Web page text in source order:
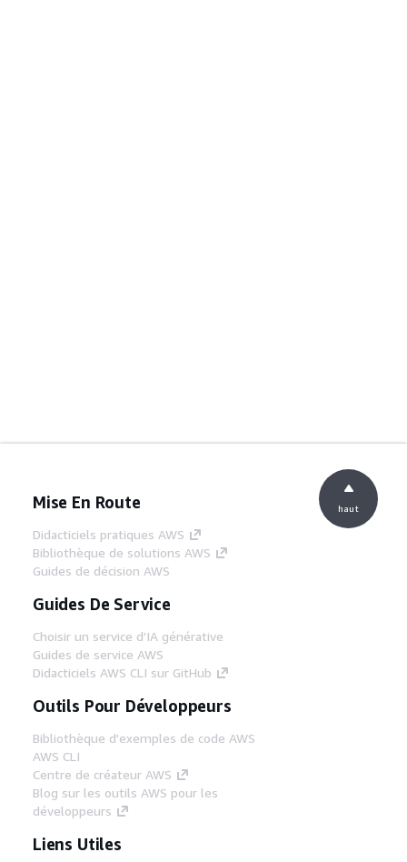
Mise En Route
Didacticiels pratiques AWS
Bibliothèque de solutions AWS
Guides de décision AWS
Guides De Service
Choisir un service d'IA générative
Guides de service AWS
Didacticiels AWS CLI sur GitHub
Outils Pour Développeurs
Bibliothèque d'exemples de code AWS
AWS CLI
Centre de créateur AWS
Blog sur les outils AWS pour les
développeurs
Liens Utiles
haut